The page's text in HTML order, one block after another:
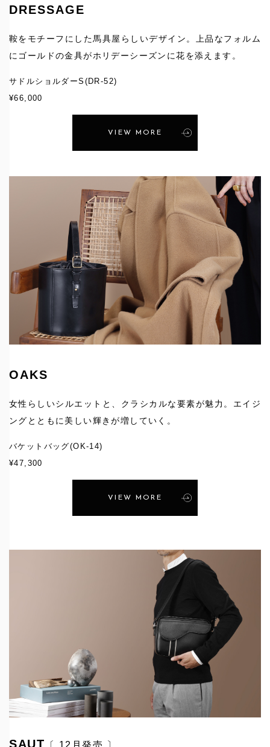
DRESSAGE
鞍をモチーフにした馬具屋らしいデザイン。上品なフォルム
にゴールドの金具がホリデーシーズンに花を添えます。
サドルショルダーS (DR-52)
¥66,000
VIEW MORE
OAKS
女性らしいシルエットと、クラシカルな要素が魅力。エイジ
ングとともに美しい輝きが増していく。
バケットバッグ(OK-14)
¥47,300
VIEW MORE
SAUT